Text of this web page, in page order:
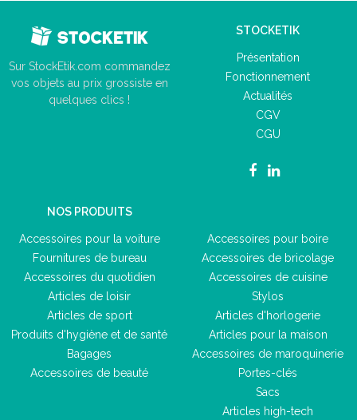
Sur StockEtik.com commandez
vos objets au prix grossiste en
quelques clics !
STOCKETIK
Présentation
Fonctionnement
Actualités
CGV
CGU
NOS PRODUITS
Accessoires pour la voiture
Fournitures de bureau
Accessoires du quotidien
Articles de loisir
Articles de sport
Produits d'hygiène et de santé
Bagages
Accessoires de beauté
Accessoires pour boire
Accessoires de bricolage
Accessoires de cuisine
Stylos
Articles d'horlogerie
Articles pour la maison
Accessoires de maroquinerie
Portes-clés
Sacs
Articles high-tech